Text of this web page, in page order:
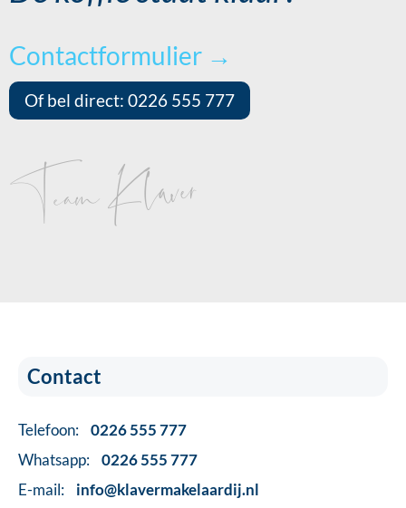
Contactformulier →
Of bel direct: 0226 555 777
Team Klaver
Contact
Telefoon:
0226 555 777
Whatsapp:
0226 555 777
E-mail:
info@klavermakelaardij.nl